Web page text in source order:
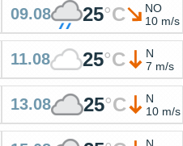
09.08 25°C
NO
10 m/s
11.08 25°C
N
7 m/s
13.08 25°C
N
10 m/s
N